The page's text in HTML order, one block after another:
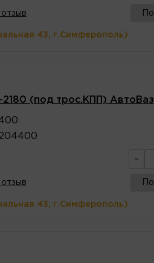
отзыв
43, г.Симферополь)
(под трос.КПП) АвтоВаз
-
отзыв
43, г.Симферополь)